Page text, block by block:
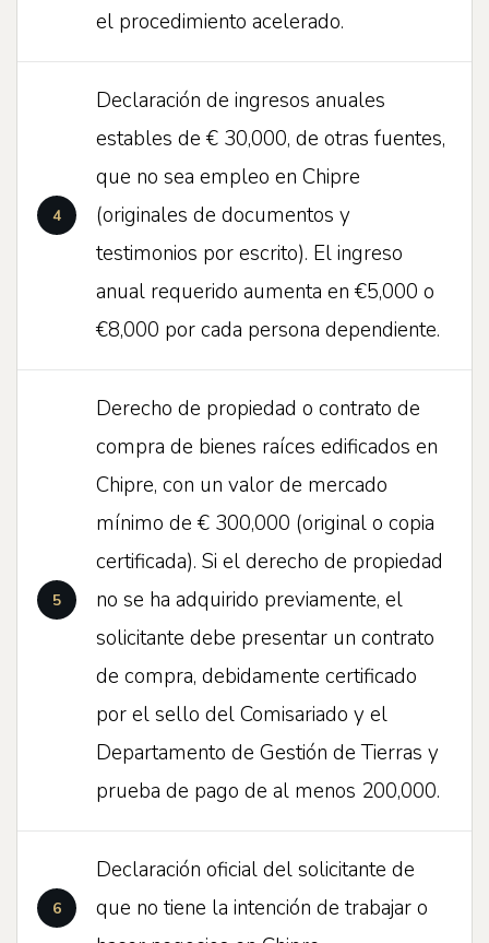
el procedimiento acelerado.
Declaración de ingresos anuales
estables de € 30,000, de otras fuentes,
que no sea empleo en Chipre
(originales de documentos y
testimonios por escrito). El ingreso
anual requerido aumenta en €5,000 o
€8,000 por cada persona dependiente.
Derecho de propiedad o contrato de
compra de bienes raíces edificados en
Chipre, con un valor de mercado
mínimo de € 300,000 (original o copia
certificada). Si el derecho de propiedad
no se ha adquirido previamente, el
solicitante debe presentar un contrato
de compra, debidamente certificado
por el sello del Comisariado y el
Departamento de Gestión de Tierras y
prueba de pago de al menos 200,000.
Declaración oficial del solicitante de
que no tiene la intención de trabajar o